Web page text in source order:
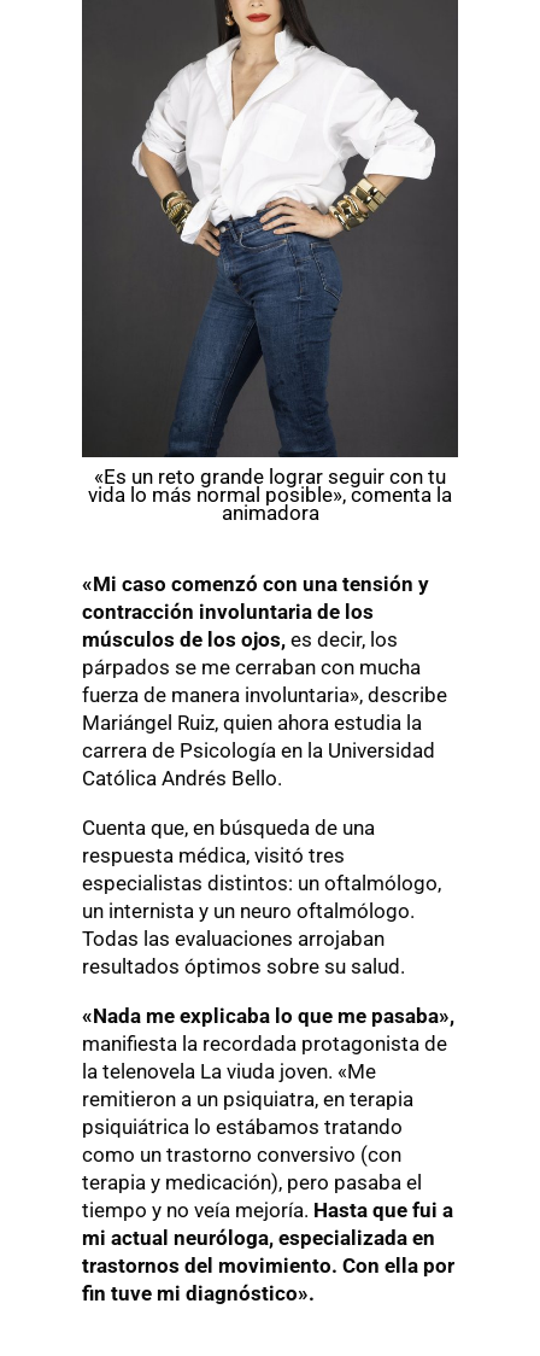
«Es un reto grande lograr seguir con tu
vida lo más normal posible», comenta la
animadora
«Mi caso comenzó con una tensión y
contracción involuntaria de los
músculos de los ojos,es decir, los
párpados se me cerraban con mucha
fuerza de manera involuntaria», describe
Mariángel Ruiz, quien ahora estudia la
carrera de Psicología en la Universidad
Católica Andrés Bello.
Cuenta que, en búsqueda de una
respuesta médica, visitó tres
especialistas distintos: un oftalmólogo,
un internista y un neuro oftalmólogo.
Todas las evaluaciones arrojaban
resultados óptimos sobre su salud.
«Nada me explicaba lo que me pasaba»,
manifiesta la recordada protagonista de
la telenovela La viuda joven. «Me
remitieron a un psiquiatra, en terapia
psiquiátrica lo estábamos tratando
como un trastorno conversivo (con
terapia y medicación), pero pasaba el
tiempo y no veía mejoría. Hasta que fui a
mi actual neuróloga, especializada en
trastornos del movimiento. Con ella por
fin tuve mi diagnóstico».